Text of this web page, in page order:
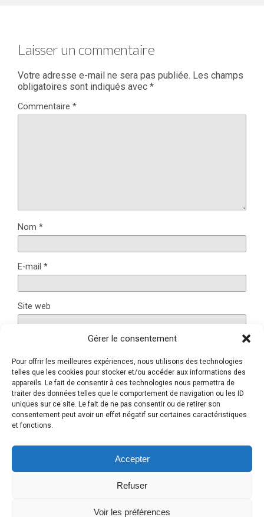
Gérer le consentement
Pour offrir les meilleures expériences, nous utilisons des technologies
telles que les cookies pour stocker et/ou accéder aux informations des
appareils. Le fait de consentir à ces technologies nous permettra de
traiter des données telles que le comportement de navigation ou les ID
uniques sur ce site. Le fait de ne pas consentir ou de retirer son
consentement peut avoir un effet négatif sur certaines caractéristiques
et fonctions.
Accepter
Refuser
Voir les préférences
Laisser un commentaire
Votre adresse e-mail ne sera pas publiée. Les champs
obligatoires sont indiqués avec *
Commentaire *
Nom *
E-mail *
Site web
Ce site utilise Akismet pour réduire les indésirables.En
savoir plus sur la façon dont les données de vos
commentaires sont traitées.
Retour au début